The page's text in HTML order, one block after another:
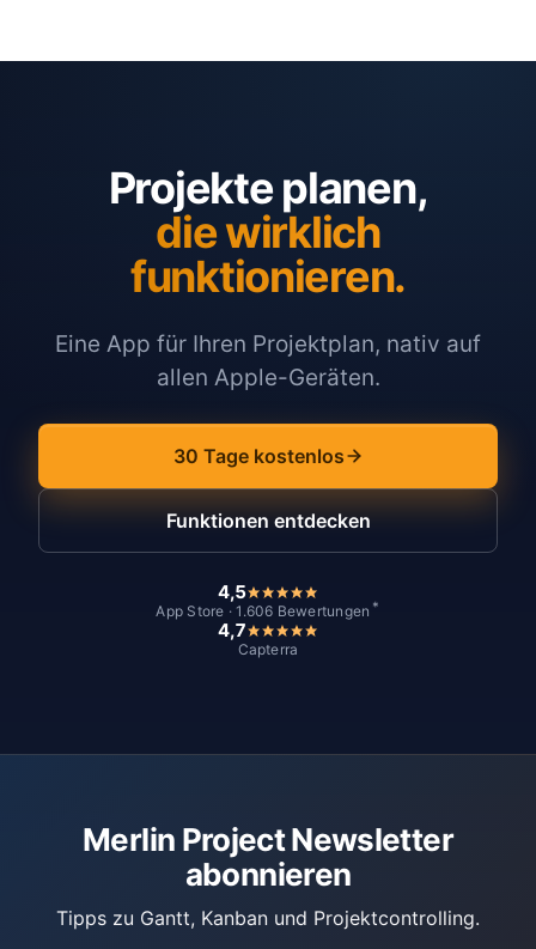
Projekte planen,
die wirklich
funktionieren.
Eine App für Ihren Projektplan, nativ auf
allen Apple-Geräten.
30 Tage kostenlos
Funktionen entdecken
4,5
App Store · 1.606 Bewertungen *
4,7
Capterra
Merlin Project Newsletter
abonnieren
Tipps zu Gantt, Kanban und Projektcontrolling.